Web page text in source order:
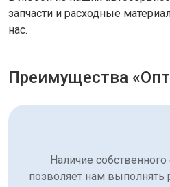
запчасти и расходные
нас.
Преимущества
Наличие собственного
позволяет нам выполнять